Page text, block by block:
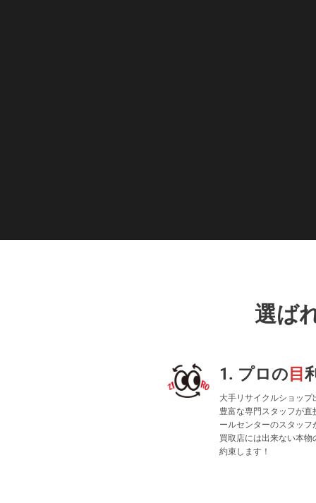
選ば
1. プロの 目
大手リサイクルショップ
豊富な専門スタッフが直
ールセンターのスタッフ
買取店には出来ない本物
約束します！